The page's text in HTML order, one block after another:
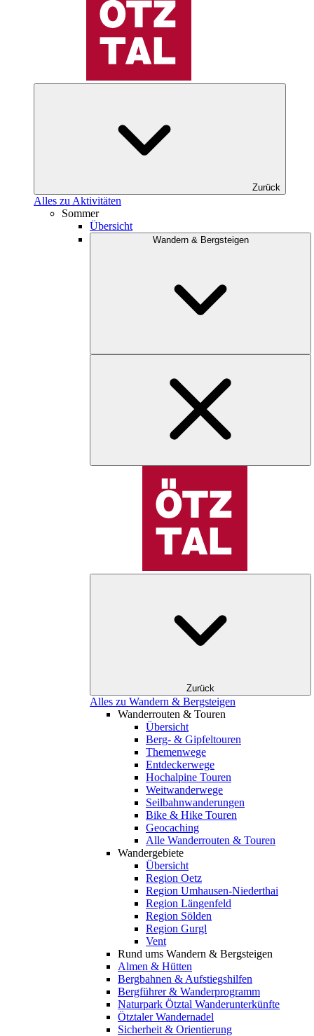
Zurück
Alles zu Aktivitäten
Sommer
Übersicht
Wandern & Bergsteigen
Zurück
Alles zu Wandern & Bergsteigen
Wanderrouten & Touren
Übersicht
Berg- & Gipfeltouren
Themenwege
Entdeckerwege
Hochalpine Touren
Weitwanderwege
Seilbahnwanderungen
Bike & Hike Touren
Geocaching
Alle Wanderrouten & Touren
Wandergebiete
Übersicht
Region Oetz
Region Umhausen-Niederthai
Region Längenfeld
Region Sölden
Region Gurgl
Vent
Rund ums Wandern & Bergsteigen
Almen & Hütten
Bergbahnen & Aufstiegshilfen
Bergführer & Wanderprogramm
Naturpark Ötztal Wanderunterkünfte
Ötztaler Wandernadel
Sicherheit & Orientierung